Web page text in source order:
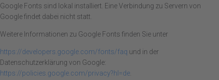
Google Fonts sind lokal installiert. Eine Verbindung zu Servern von
Google findet dabei nicht statt.
Weitere Informationen zu Google Fonts finden Sie unter
https://developers.google.com/fonts/faq und in der
Datenschutzerklärung von Google:
https://policies.google.com/privacy?hl=de.